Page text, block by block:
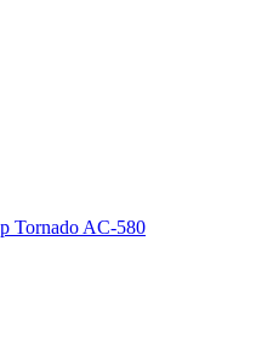
Tornado AC-580